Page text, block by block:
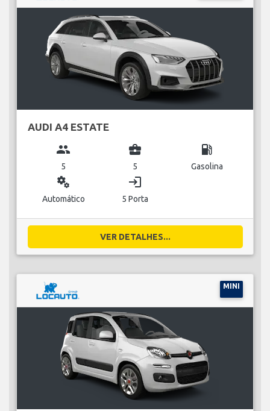
AUDI A4 ESTATE
group
5
business_center
5
local_gas_station
Gasolina
miscellaneous_services
Automático
login
5 Porta
VER DETALHES...
MINI